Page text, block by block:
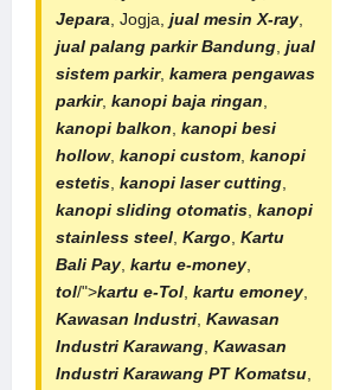
Jepara, Jogja, jual mesin X-ray,
jual palang parkir Bandung, jual
sistem parkir, kamera pengawas
parkir, kanopi baja ringan,
kanopi balkon, kanopi besi
hollow, kanopi custom, kanopi
estetis, kanopi laser cutting,
kanopi sliding otomatis, kanopi
stainless steel, Kargo, Kartu
Bali Pay, kartu e-money,
tol/">kartu e-Tol, kartu emoney,
Kawasan Industri, Kawasan
Industri Karawang, Kawasan
Industri Karawang PT Komatsu,